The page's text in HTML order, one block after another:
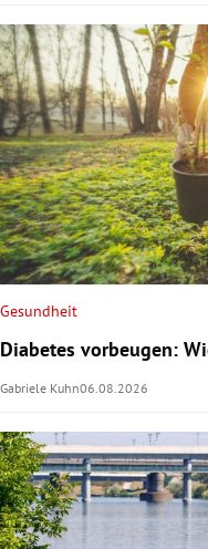
Gesundheit
Diabetes vorbeugen:
Gabriele Kuhn06.08.2026